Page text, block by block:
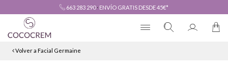
663 283 290· ENVÍO GRATIS DESDE 45€*
Volver a Facial Germaine